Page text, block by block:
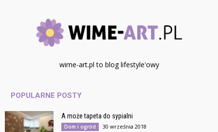
wime-art.pl to blog lifestyle'owy
POPULARNE POSTY
A może tapeta do sypialni
Dom i ogród 30 września 2018